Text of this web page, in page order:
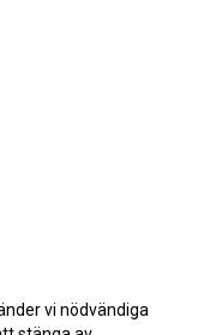
vi nödvändiga